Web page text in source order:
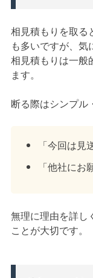
相見積もりを取る
も多いですが、気
相見積もりは一般
ます。
断る際はシンプル
「今回は見
「他社にお
無理に理由を詳し
ことが大切です。